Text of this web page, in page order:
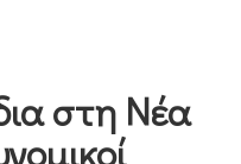
στη Νέα